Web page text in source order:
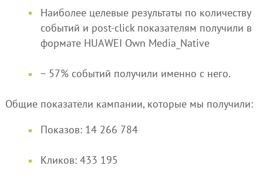
Наиболее целевые результаты по количеству
событий и post-click показателям получили в
формате HUAWEI Own Media_Native
~ 57% событий получили именно с него.
Общие показатели кампании, которые мы получили:
Показов: 14 266 784
Кликов: 433 195